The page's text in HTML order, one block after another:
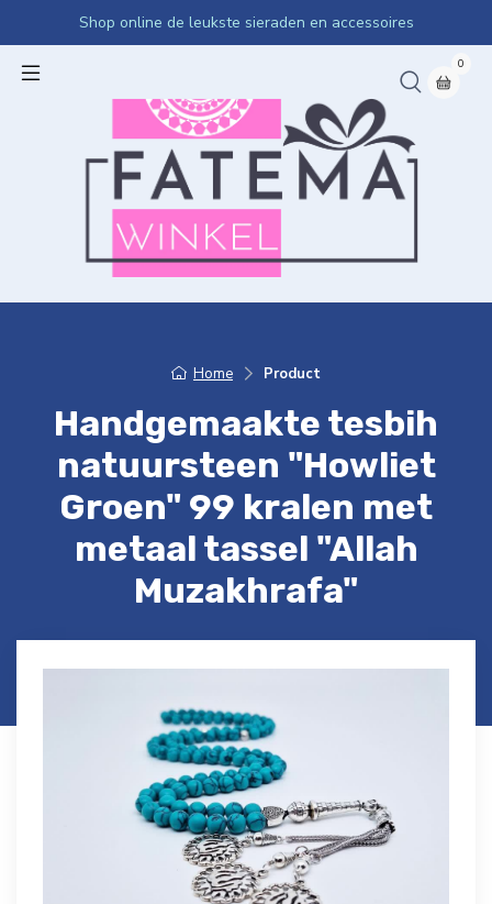
Shop online de leukste sieraden en accessoires
0
Home Product
Handgemaakte tesbih
natuursteen "Howliet
Groen" 99 kralen met
metaal tassel "Allah
Muzakhrafa"